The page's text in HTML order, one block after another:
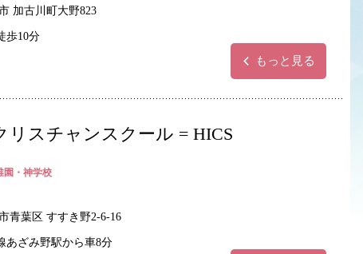
加古川町大野823
歩10分
もっと見る
スチャンスクール = HICS
園・神学校
青葉区 すすき野2-6-16
あざみ野駅から車8分